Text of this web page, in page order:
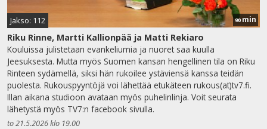
Jakso: 112 90 min
Riku Rinne, Martti Kallionpää ja Matti Rekiaro
Kouluissa julistetaan evankeliumia ja nuoret saa kuulla
Jeesuksesta. Mutta myös Suomen kansan hengellinen tila on Riku
Rinteen sydämellä, siksi hän rukoilee ystäviensä kanssa teidän
puolesta. Rukouspyyntöjä voi lähettää etukäteen rukous(at)tv7.fi.
Illan aikana studioon avataan myös puhelinlinja. Voit seurata
lähetystä myös TV7:n facebook sivulla.
to 21.5.2026 klo 19.00